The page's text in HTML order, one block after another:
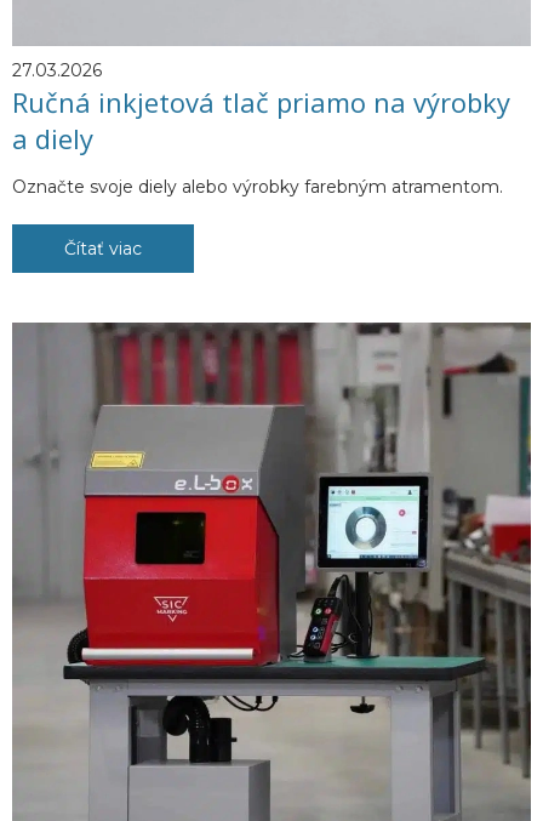
27.03.2026
Ručná inkjetová tlač priamo na výrobky
a diely
Označte svoje diely alebo výrobky farebným atramentom.
Čítať viac